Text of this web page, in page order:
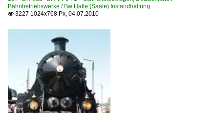
0 642 BR 642 ·Desiro·
DR VT 2.09 · DR 171 · DR 172 · BR 771 · BR 772
DRG SVT 137 · DR 183 · DR VT 04.1 Schnelltriebwagen
E-Loks | Altbau
E 04 BR 104 · DR 204
Bahnbetriebswerke / Bw Halle (Saale) Instandhaltung
 3227 1024x768 Px, 04.07.2010